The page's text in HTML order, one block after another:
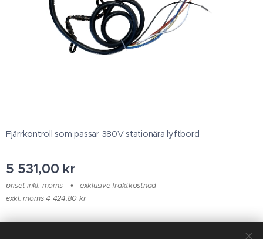
Fjärrkontroll som passar 380V stationära lyftbord
5 531,00 kr
priset inkl. moms
exklusive fraktkostnad
exkl. moms 4 424,80 kr